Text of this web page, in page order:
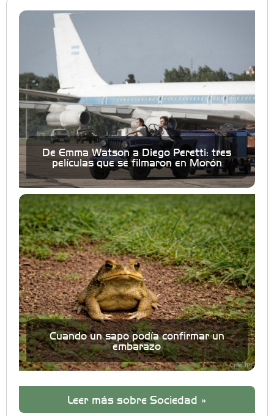
De Emma Watson a Diego Peretti: tres
películas que se filmaron en Morón
Cuando un sapo podía confirmar un
embarazo
Leer más sobre Sociedad »